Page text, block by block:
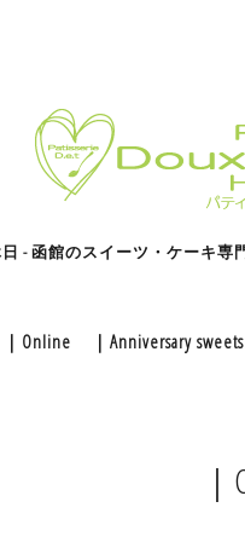
日 - 函館のスイーツ・ケーキ
｜Online ｜Anniversary sweets